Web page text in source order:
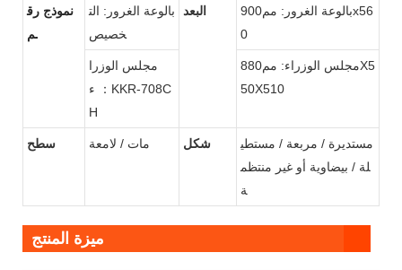
نموذج رق
م.
بالوعة الغرور: الت
خصيص
البعد بالوعة الغرور:
مم900x56
0
مجلس الوزرا
ء ：KKR-708C
H
مجلس الوزراء:
مم880X5
50X510
سطح مات / لامعة شكل
مستديرة / مربعة / مستطي
لة / بيضاوية أو غير منتظم
ة
ميزة المنتج